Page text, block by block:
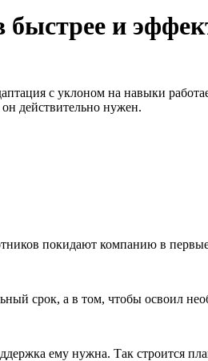
и
с уклоном на навыки
действительно нужен.
покидают компанию в
срок, а в том, чтобы освоил
ему нужна. Так строится